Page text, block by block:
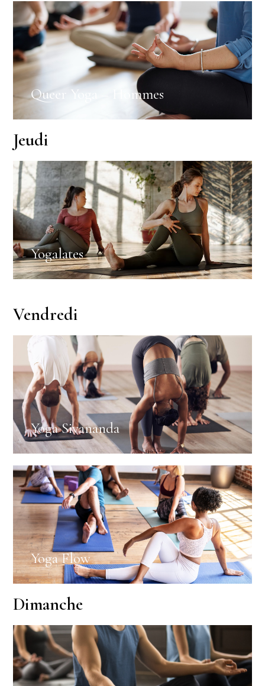
Queer Yoga – Hommes
Jeudi
Yogalates
Vendredi
Yoga Sivananda
Yoga Flow
Dimanche